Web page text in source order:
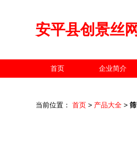
安平县创景丝
首页 企业简介
当前位置： 首页 > 产品大全 >